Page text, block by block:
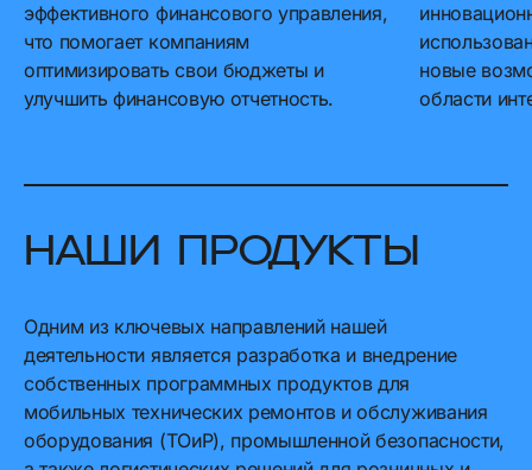
эффективного финансового управления,
что помогает компаниям
оптимизировать свои бюджеты и
улучшить финансовую отчетность.
новые
области
Наши продукты
Одним из ключевых направлений нашей
деятельности является разработка и внедрение
собственных программных продуктов для
мобильных технических ремонтов и обслуживания
оборудования (ТОиР), промышленной безопасности,